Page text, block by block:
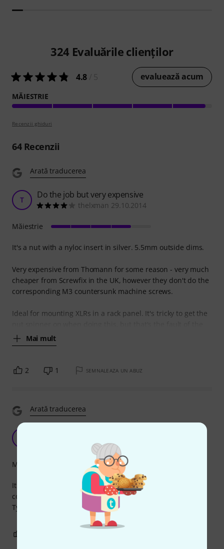
324 Evaluările clienților
4.8 evaluează acum
MĂIESTRIE
Recenzii ghiduri
64Recenzii
Arată traducerea
T Do the job but very expensive
thelxman 29.10.2014
It's a nut with a nyloc insert in silver. 5.5mm outside dims.
Very expensive from Thomann for some reason - very much
cheaper from Screwfix in the UK, however they don't do the
corresponding M3 countersunk machine screws.
Ideal for mounting XLRs in a rack panel. It's tricky to get the
Mai mult
Măiestrie
2 1 SEMNALEAZA UN ABUZ
Arată traducerea
nikreiman 03.12.2024
It's a bit annoying that these aren't sold with the
corresponding screws, but if you are building a custom D-
Type rack patchbay, these things work great.
Măiestrie